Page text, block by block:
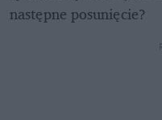
następne posunięcie?